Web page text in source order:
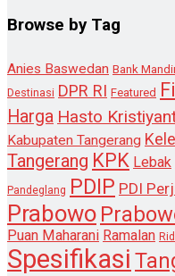
Browse by Tag
Anies Baswedan Bank
Destinasi DPR RI Featured
Harga Hasto
Kabupaten Tangerang
Tangerang KPK Lebak
Pandeglang PDIP PDI
Prabowo
Puan Maharani Ramalan
Spesifikasi